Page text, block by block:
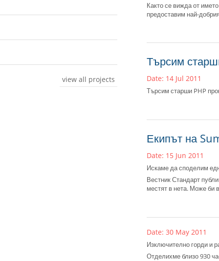
view all projects
Както се вижда от
предоставим най-
Търсим
Date: 14 Jul 2011
Търсим старши PHP
Екипът на
Date: 15 Jun 2011
Искаме да споделим
Вестник Стандарт
местят в нета. Може би
Date: 30 May 2011
Изключително горди и
Отделихме близо 930